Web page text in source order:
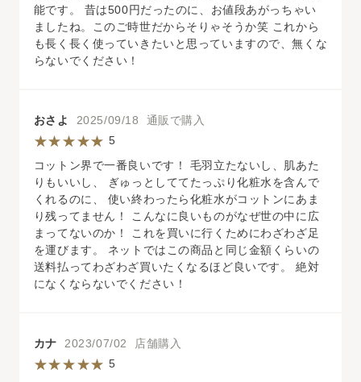
能です。 昔は500円だったのに、お値段あがっちゃい
ましたね。このご時世だからそりゃそうか笑 これから
も長く長く使っていきたいと思っていますので、無くな
らないでください！
おさよ 2025/09/18 通販で購入
5
コットン界で一番良いです！ 毛羽立たないし、肌あた
りもいいし、 ぎゅっとしててたっぷり化粧水を含んで
くれるのに、 使い終わったら化粧水がコットンにあま
り残ってません！ こんなに良いものがなぜ世の中に広
まってないのか！ これを買いに行くためにわざわざ足
を運びます。 ネットではこの商品と同じ金額くらいの
送料払ってわざわざ買いたくなるほど良いです。 絶対
になくならないでください！
カナ2023/07/02 店舗購入
5